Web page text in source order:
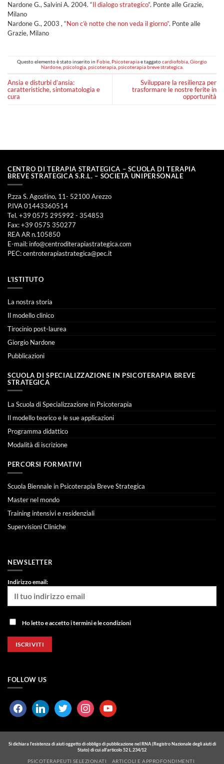
Nardone G., Salvini A. 2004. “Il dialogo strategico”. Ponte alle Grazie,
Milano
Nardone G., 2003 , “Non c’è notte che non veda il giorno”. Ponte alle
Grazie, Milano
Questo elemento è stato inserito in Fobie Psicoterapiae taggatocardiofobia Giorgio
Nardone, psicologia, psicoterapia, psicoterapia breve strategica.
Ansia e disturbi d’ansia:
caratteristiche, sintomatologia e
cura
Sviluppare la resilienza per
trasformare le nostre ferite in
opportunità
CENTRO DI TERAPIA STRATEGICA – SCUOLA DI TERAPIA
BREVE STRATEGICA S.R.L. – SOCIETÀ UNIPERSONALE
P.zza S. Agostino, 11- 52100 Arezzo
P.IVA 01443360514
Tel. +39 0575 295992 - 354853
Fax: +39 0575 350277
REA AR n.105850
E-mail: info@centroditerapiastrategica.com
PEC:centroterapiastrategica@pec.it
L’ISTITUTO
La nostra storia
Il modello clinico
Tirocinio post-laurea
Giorgio Nardone
Pubblicazioni
SCUOLA DI SPECIALIZZAZIONE IN PSICOTERAPIA BREVE
STRATEGICA
La Scuola di Specializzazione in Psicoterapia
Il modello teorico e le sue applicazioni
Programma didattico
Modalità di iscrizione
PERCORSI FORMATIVI
Scuola Biennale in Psicoterapia Breve Strategica
Master nel mondo
Training intensivi e residenziali
Supervisioni Cliniche
NEWSLETTER
Indirizzo email:
Ho letto e accetto i termini e le condizioni
FOLLOW US
facebooklinkedin twitter instagramyoutube
Si dichiara l’esistenza di aiuti oggetto di obbligo di pubblicazione nel RNA (Registro Nazionale degli aiuti di
Stato) di cui all’articolo 52 L.234/12
PSICOTERAPEUTI SELEZIONATI
ARTICOLI E APPROFONDIMENTI